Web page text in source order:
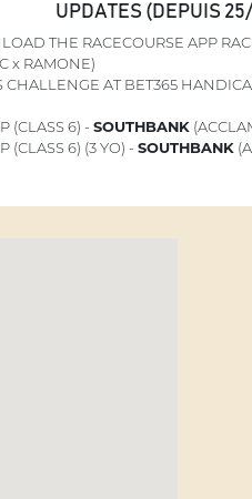
UPDATES (DEPUIS
THE RACECOURSE APP
x RAMONE)
CHALLENGE AT BET365
(CLASS 6) - SOUTHBANK
(CLASS 6) (3 YO) - SOUTHBANK